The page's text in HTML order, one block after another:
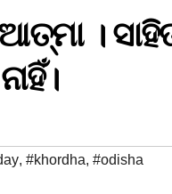
।
, #khordha, #odisha